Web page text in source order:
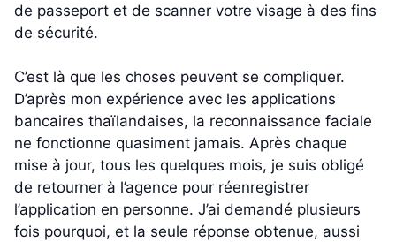
de passeport et de scanner votre visage à des fins
de sécurité.
C’est là que les choses peuvent se compliquer.
D’après mon expérience avec les applications
bancaires thaïlandaises, la reconnaissance faciale
ne fonctionne quasiment jamais. Après chaque
mise à jour, tous les quelques mois, je suis obligé
de retourner à l’agence pour réenregistrer
l’application en personne. J’ai demandé plusieurs
fois pourquoi, et la seule réponse obtenue, aussi